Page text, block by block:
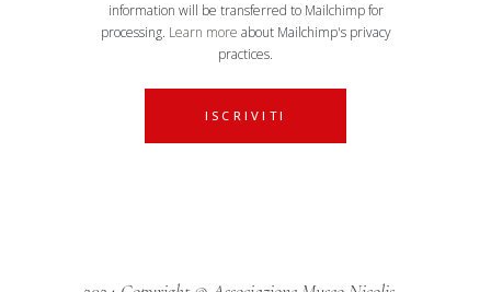
information will be transferred to Mailchimp for
processing. Learn more about Mailchimp's privacy
practices.